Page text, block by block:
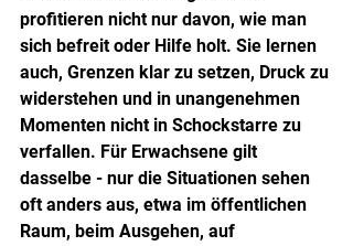
profitieren nicht nur davon, wie man
sich befreit oder Hilfe holt. Sie lernen
auch, Grenzen klar zu setzen, Druck zu
widerstehen und in unangenehmen
Momenten nicht in Schockstarre zu
verfallen. Für Erwachsene gilt
dasselbe - nur die Situationen sehen
oft anders aus, etwa im öffentlichen
Raum, beim Ausgehen, auf